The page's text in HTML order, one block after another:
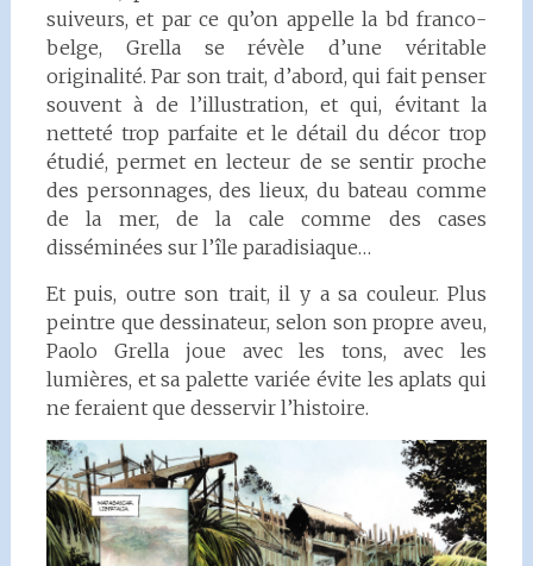
suiveurs, et par ce qu’on appelle la bd franco-
belge, Grella se révèle d’une véritable
originalité. Par son trait, d’abord, qui fait penser
souvent à de l’illustration, et qui, évitant la
netteté trop parfaite et le détail du décor trop
étudié, permet en lecteur de se sentir proche
des personnages, des lieux, du bateau comme
de la mer, de la cale comme des cases
disséminées sur l’île paradisiaque…
Et puis, outre son trait, il y a sa couleur. Plus
peintre que dessinateur, selon son propre aveu,
Paolo Grella joue avec les tons, avec les
lumières, et sa palette variée évite les aplats qui
ne feraient que desservir l’histoire.